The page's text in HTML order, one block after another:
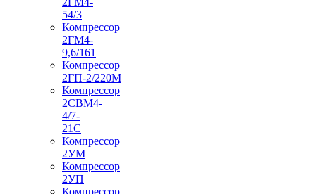
54/3
Компрессор
2ГМ4-
9,6/161
Компрессор
2ГП-2/220М
Компрессор
2СВМ4-
4/7-
21С
Компрессор
2УМ
Компрессор
2УП
Компрессор